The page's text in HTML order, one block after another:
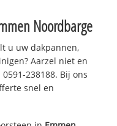
Noordbarge
u uw dakpannen,
Aarzel niet en
238188. Bij ons
snel en